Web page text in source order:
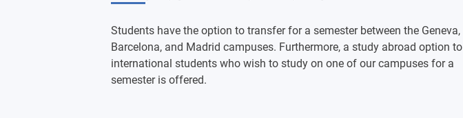
Students have the option to transfer for a semester between the Geneva,
Barcelona, and Madrid campuses. Furthermore, a study abroad option to
international students who wish to study on one of our campuses for a
semester is offered.